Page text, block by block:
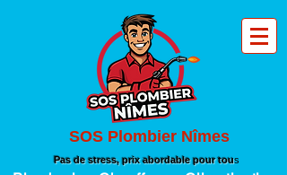
SOS Plombier Nîmes
Pas de stress, prix abordable pour tous